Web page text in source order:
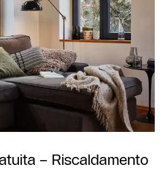
– Riscaldamento